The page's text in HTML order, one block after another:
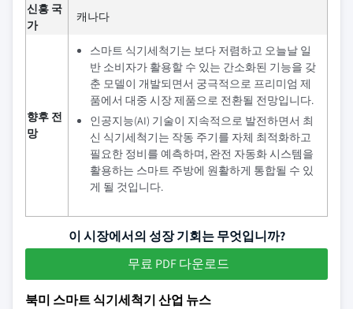
신흥 국
가
캐나다
향후 전
망
스마트 식기세척기는 보다 저렴하고 오늘날 일
반 소비자가 활용할 수 있는 간소화된 기능을 갖
춘 모델이 개발되면서 궁극적으로 프리미엄 제
품에서 대중 시장 제품으로 전환될 전망입니다.
인공지능(AI) 기술이 지속적으로 발전하면서 최
신 식기세척기는 작동 주기를 자체 최적화하고
필요한 정비를 예측하며, 완전 자동화 시스템을
활용하는 스마트 주방에 원활하게 통합될 수 있
게 될 것입니다.
이 시장에서의 성장 기회는 무엇입니까?
무료 PDF 다운로드
북미 스마트 식기세척기 산업 뉴스